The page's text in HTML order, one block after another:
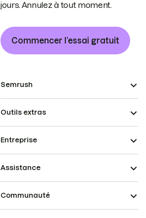
jours. Annulez à tout moment.
Commencer l’essai gratuit
Semrush
Outils extras
Entreprise
Assistance
Communauté